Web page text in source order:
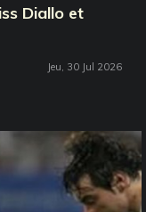
Diallo et
Jeu, 30 Jul 2026